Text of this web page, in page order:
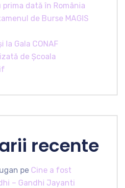
prima dată în România
de Burse MAGIS
Gala CONAF
de Școala
recente
pe Cine a fost
– Gandhi Jayanti